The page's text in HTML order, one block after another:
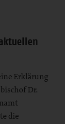
Erklärung
Dr.
die